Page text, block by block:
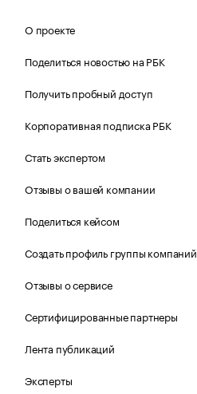
О проекте
Поделиться новостью на РБК
Получить пробный доступ
Корпоративная подписка РБК
Стать экспертом
Отзывы о вашей компании
Поделиться кейсом
Создать профиль группы компаний
Отзывы о сервисе
Сертифицированные партнеры
Лента публикаций
Эксперты